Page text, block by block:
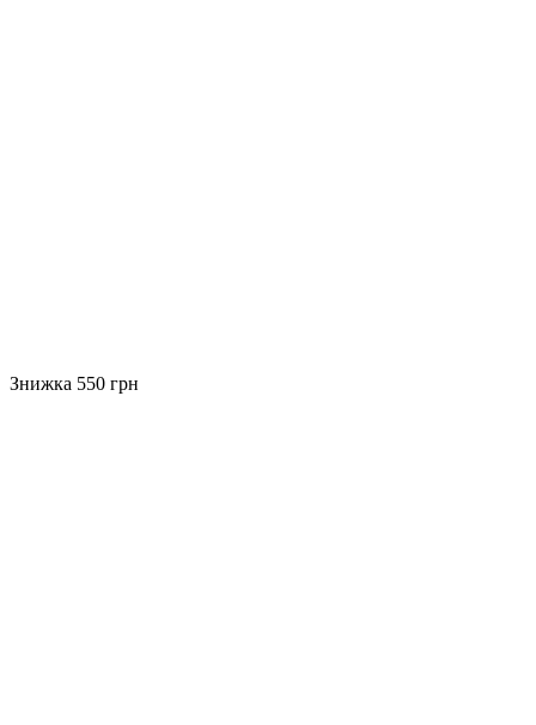
Знижка 550 грн